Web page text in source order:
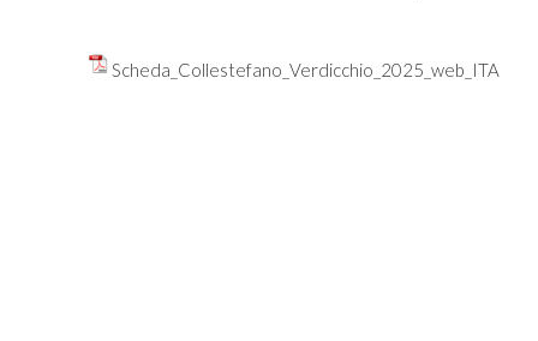
Scheda_Collestefano_Verdicchio_2025_web_ITA